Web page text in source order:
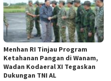
Menhan RI Tinjau Program
Ketahanan Pangan di Wanam,
Wadan Kodaeral XI Tegaskan
Dukungan TNI AL